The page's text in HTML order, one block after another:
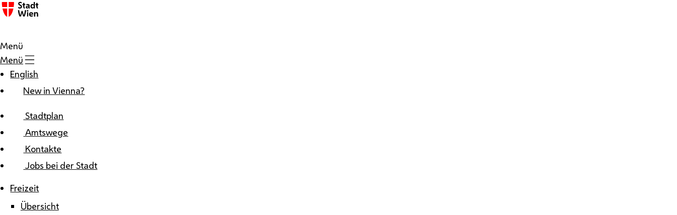
Zum Inhalt
Menü
Menü
English
New in Vienna?
Stadtplan
Amtswege
Kontakte
Jobs bei der Stadt
Freizeit
Übersicht